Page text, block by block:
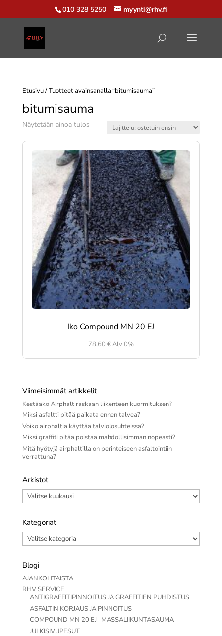
010 328 5250 myynti@rhv.fi
Etusivu/ Tuotteet avainsanalla “bitumisauma”
bitumisauma
Näytetään ainoa tulos
Iko Compound MN 20 EJ
78,60 €Alv 0%
Viimeisimmät artikkelit
Kestääkö Airphalt raskaan liikenteen kuormituksen?
Miksi asfaltti pitää paikata ennen talvea?
Voiko airphaltia käyttää talviolosuhteissa?
Miksi graffiti pitää poistaa mahdollisimman nopeasti?
Mitä hyötyjä airphaltilla on perinteiseen asfaltointiin
verrattuna?
Arkistot
Arkistot
Kategoriat
Kategoriat
Blogi
AJANKOHTAISTA
RHV SERVICE
ANTIGRAFFITIPINNOITUS JA GRAFFITIEN PUHDISTUS
ASFALTIN KORJAUS JA PINNOITUS
COMPOUND MN 20 EJ -MASSALIIKUNTASAUMA
JULKISIVUPESUT